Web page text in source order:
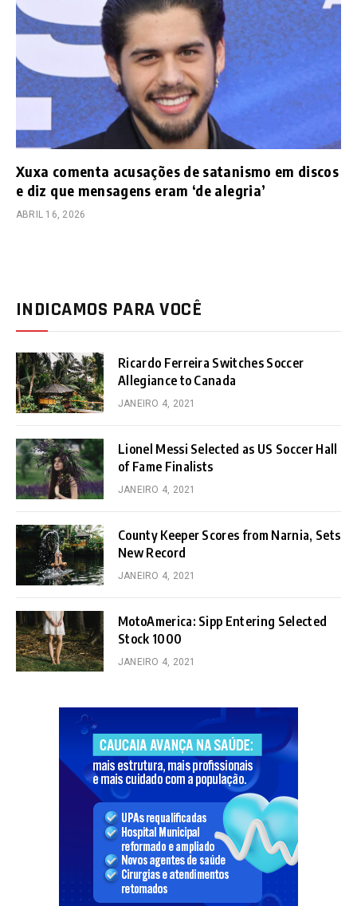
Xuxa comenta acusações de satanismo em discos
e diz que mensagens eram ‘de alegria’
ABRIL 16, 2026
INDICAMOS PARA VOCÊ
Ricardo Ferreira Switches Soccer
Allegiance to Canada
JANEIRO 4, 2021
Lionel Messi Selected as US Soccer Hall
of Fame Finalists
JANEIRO 4, 2021
County Keeper Scores from Narnia, Sets
New Record
JANEIRO 4, 2021
MotoAmerica: Sipp Entering Selected
Stock 1000
JANEIRO 4, 2021